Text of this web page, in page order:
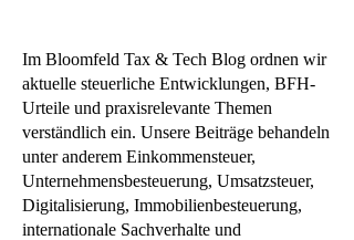
Im Bloomfeld Tax & Tech Blog ordnen wir
aktuelle steuerliche Entwicklungen, BFH-
Urteile und praxisrelevante Themen
verständlich ein. Unsere Beiträge behandeln
unter anderem Einkommensteuer,
Unternehmensbesteuerung, Umsatzsteuer,
Digitalisierung, Immobilienbesteuerung,
internationale Sachverhalte und